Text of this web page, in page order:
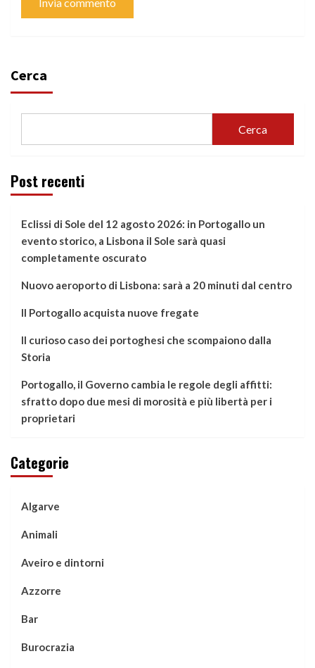
Cerca
Cerca
Post recenti
Eclissi di Sole del 12 agosto 2026: in Portogallo un
evento storico, a Lisbona il Sole sarà quasi
completamente oscurato
Nuovo aeroporto di Lisbona: sarà a 20 minuti dal centro
Il Portogallo acquista nuove fregate
Il curioso caso dei portoghesi che scompaiono dalla
Storia
Portogallo, il Governo cambia le regole degli affitti:
sfratto dopo due mesi di morosità e più libertà per i
proprietari
Categorie
Algarve
Animali
Aveiro e dintorni
Azzorre
Bar
Burocrazia